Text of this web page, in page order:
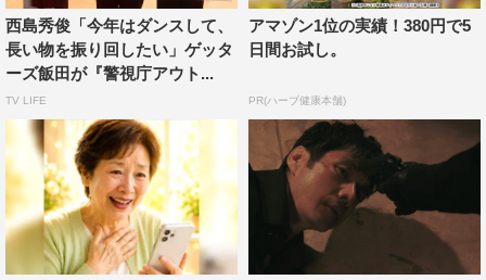
濱田やレスラーたちが見守る中、トップロープをひらりと
飛び越えてリングインした西島。あまりにカッコよく決ま
りすぎ、会場中のスタッフ、エキストラから思わず拍手が
沸き起こったほど。
数々の映画やドラマで激しいアクションに挑んできた西島
は、リハーサル中、レスラーたちからアドバイスをもらう
とすぐに微調整するなど、さすがの身体能力を発揮。本番
では棚橋選手の得意技スリングブレイド、オカダ選手の必
西島秀俊「今年はダンスして、
長い物を振り回したい」ゲッタ
ーズ飯田が『警視庁アウト...
TV LIFE
アマゾン1位の実績！380円で5
日間お試し。
PR(ハーブ健康本舗)